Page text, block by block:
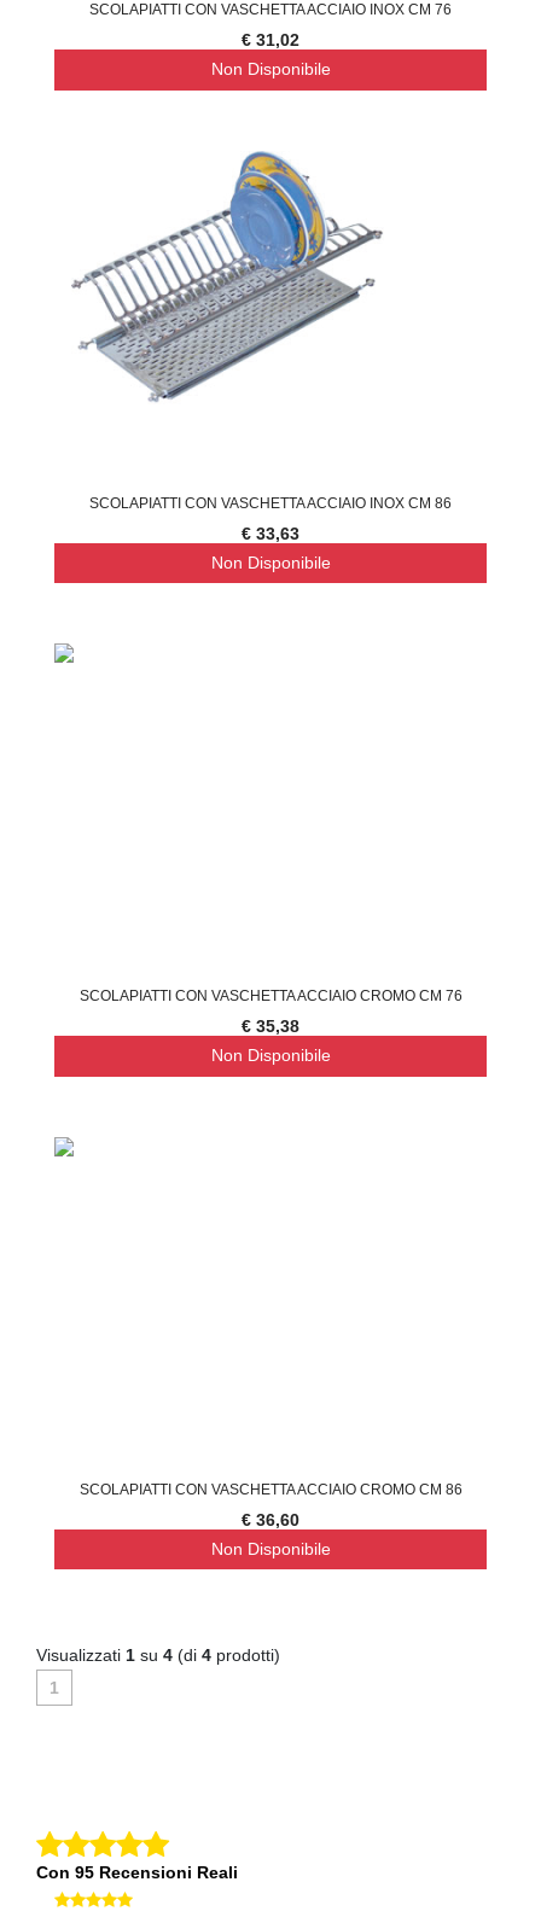
SCOLAPIATTI CON VASCHETTA ACCIAIO INOX CM 76
€ 31,02
Non Disponibile
SCOLAPIATTI CON VASCHETTA ACCIAIO INOX CM 86
€ 33,63
Non Disponibile
SCOLAPIATTI CON VASCHETTA ACCIAIO CROMO CM 76
€ 35,38
Non Disponibile
SCOLAPIATTI CON VASCHETTA ACCIAIO CROMO CM 86
€ 36,60
Non Disponibile
Visualizzati 1 su 4 (di 4 prodotti)
1
Con 95 Recensioni Reali